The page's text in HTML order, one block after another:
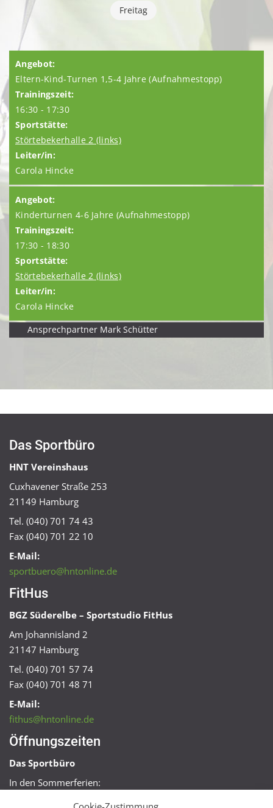
Freitag
Eltern-Kind-Turnen 1,5-4 Jahre (Aufnahmestopp)
16:30 - 17:30
Störtebekerhalle 2 (links)
Carola Hincke
Kinderturnen 4-6 Jahre (Aufnahmestopp)
17:30 - 18:30
Störtebekerhalle 2 (links)
Carola Hincke
Ansprechpartner Mark Schütter
Das Sportbüro
HNT Vereinshaus
Cuxhavener Straße 253
21149 Hamburg
Tel. (040) 701 74 43
Fax (040) 701 22 10
E-Mail:
sportbuero@hntonline.de
FitHus
BGZ Süderelbe – Sportstudio FitHus
Am Johannisland 2
21147 Hamburg
Tel. (040) 701 57 74
Fax (040) 701 48 71
E-Mail:
fithus@hntonline.de
Öffnungszeiten
Das Sportbüro
In den Sommerferien: